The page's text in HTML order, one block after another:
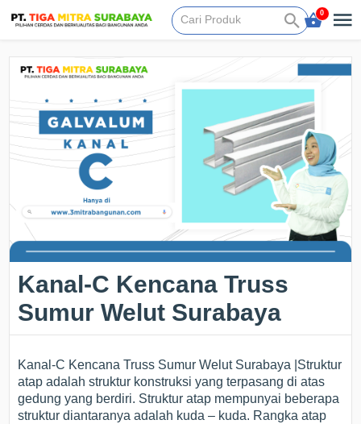
0
Kanal-C Kencana Truss
Sumur Welut Surabaya
Kanal-C Kencana Truss Sumur Welut Surabaya |Struktur
atap adalah struktur konstruksi yang terpasang di atas
gedung yang berdiri. Struktur atap mempunyai beberapa
struktur diantaranya adalah kuda – kuda. Rangka atap